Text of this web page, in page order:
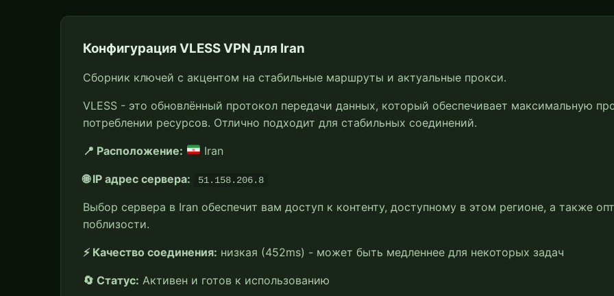
Конфигурация VLESS VPN для Iran
Сборник ключей с акцентом на стабильные маршруты и актуальные прокси.
VLESS - это обновлённый протокол передачи данных, который обеспечивает максимальную
потреблении ресурсов. Отлично подходит для стабильных соединений.
📍 Расположение: Iran
🌐 IP адрес сервера: 51.158.206.8
Выбор сервера в Iran обеспечит вам доступ к контенту, доступному в этом регионе, а также
поблизости.
⚡ Качество соединения: низкая (452ms) - может быть медленнее для некоторых задач
🔄 Статус: Активен и готов к использованию